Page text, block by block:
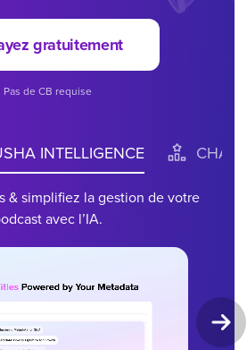
gratuitement
Pas de CB requise
INTELLIGENCE
& simplifiez la gestion de votre
avec l’IA.